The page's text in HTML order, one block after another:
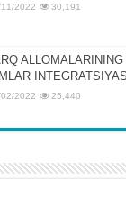
2022 30,191
INTЕGRATSIYASI
2022 25,440